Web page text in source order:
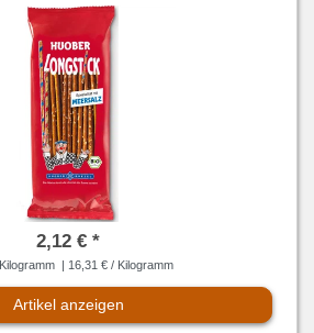
2,12 € *
Kilogramm | 16,31 € / Kilogramm
Artikel anzeigen